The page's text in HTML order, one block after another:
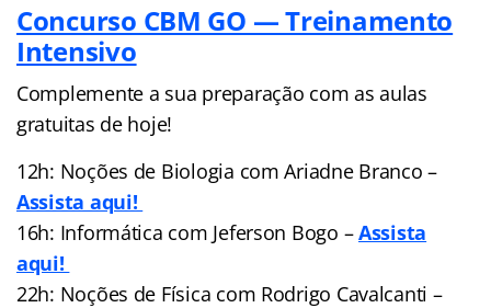
Concurso CBM GO — Treinamento
Intensivo
Complemente a sua preparação com as aulas
gratuitas de hoje!
12h: Noções de Biologia com Ariadne Branco –
Assista aqui!
16h: Informática com Jeferson Bogo –Assista
aqui!
22h: Noções de Física com Rodrigo Cavalcanti –